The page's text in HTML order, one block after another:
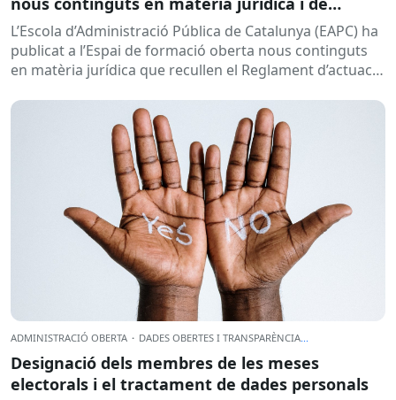
transparència
L’Escola d’Administració Pública de Catalunya (EAPC) ha
publicat a l’Espai de formació oberta nous continguts
en matèria jurídica que recullen el Reglament d’actuació
ADMINISTRACIÓ OBERTA · DADES OBERTES I TRANSPARÈNCIA
Designació dels membres de les meses
electorals i el tractament de dades personals